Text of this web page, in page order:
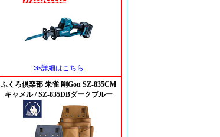
≫詳細はこちら
ふくろ倶楽部 朱雀 剛Gou SZ-835CM
キャメル / SZ-835DBダークブルー